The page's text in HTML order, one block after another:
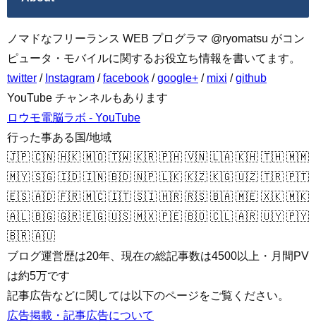
ノマドなフリーランス WEB プログラマ @ryomatsu がコン
ピュータ・モバイルに関するお役立ち情報を書いてます。
twitter / Instagram /facebook /google+ / mixi /github
YouTube チャンネルもあります
ロウモ電脳ラボ - YouTube
行った事ある国/地域
🇯🇵 🇨🇳 🇭🇰 🇲🇴 🇹🇼 🇰🇷 🇵🇭 🇻🇳 🇱🇦 🇰🇭 🇹🇭 🇲🇲
🇲🇾 🇸🇬 🇮🇩 🇮🇳 🇧🇩 🇳🇵 🇱🇰 🇰🇿 🇰🇬 🇺🇿 🇹🇷 🇵🇹
🇪🇸 🇦🇩 🇫🇷 🇲🇨 🇮🇹 🇸🇮 🇭🇷 🇷🇸 🇧🇦 🇲🇪 🇽🇰 🇲🇰
🇦🇱 🇧🇬 🇬🇷 🇪🇬 🇺🇸 🇲🇽 🇵🇪 🇧🇴 🇨🇱 🇦🇷 🇺🇾 🇵🇾
🇧🇷 🇦🇺
ブログ運営歴は20年、現在の総記事数は4500以上・月間PV
は約5万です
記事広告などに関しては以下のページをご覧ください。
広告掲載・記事広告について